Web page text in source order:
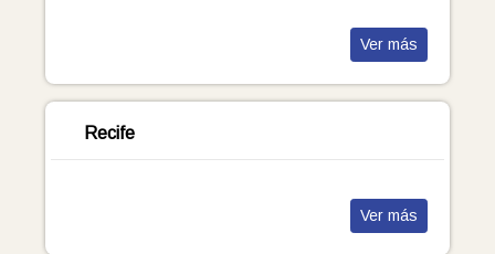
Ver más
Recife
Ver más